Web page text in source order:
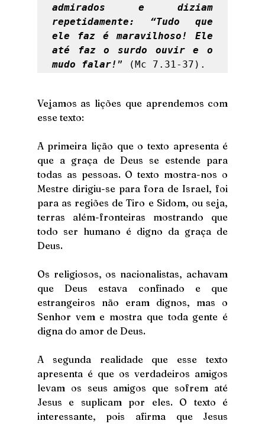
admirados e diziam
repetidamente: “Tudo que
ele faz é maravilhoso! Ele
até faz o surdo ouvir e o
mudo falar! ” (Mc 7.31-37).
Vejamos as lições que aprendemos com
esse texto:
A primeira lição que o texto apresenta é
que a graça de Deus se estende para
todas as pessoas. O texto mostra-nos o
Mestre dirigiu-se para fora de Israel, foi
para as regiões de Tiro e Sidom, ou seja,
terras além-fronteiras mostrando que
todo ser humano é digno da graça de
Deus.
Os religiosos, os nacionalistas, achavam
que Deus estava confinado e que
estrangeiros não eram dignos, mas o
Senhor vem e mostra que toda gente é
digna do amor de Deus.
A segunda realidade que esse texto
apresenta é que os verdadeiros amigos
levam os seus amigos que sofrem até
Jesus e suplicam por eles. O texto é
interessante, pois afirma que Jesus